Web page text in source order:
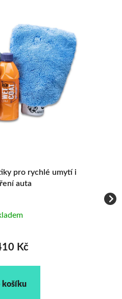
pro rychlé umytí i
auta
Kč
košíku